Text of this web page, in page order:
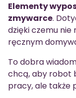
Elementy
zmywarce.
dzięki czemu nie
ręcznym
To dobra
chcą, aby robot
pracy, ale także